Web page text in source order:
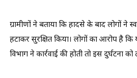
ग्रामीणों ने बताया कि हादसे के बाद लोगों ने
हटाकर सुरक्षित किया। लोगों का आरोप है
विभाग ने कार्रवाई की होती तो इस दुर्घटना